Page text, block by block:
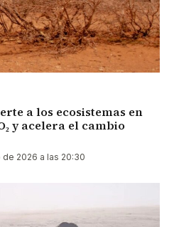
a los ecosistemas en
y acelera el cambio
2026 a las 20:30